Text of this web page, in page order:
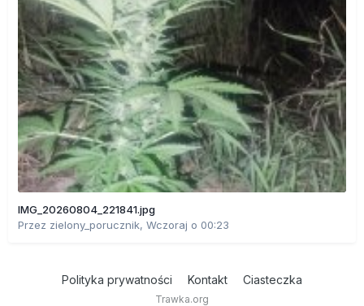
IMG_20260804_221841.jpg
Przez zielony_porucznik, Wczoraj o 00:23
Polityka prywatności Kontakt Ciasteczka
Trawka.org